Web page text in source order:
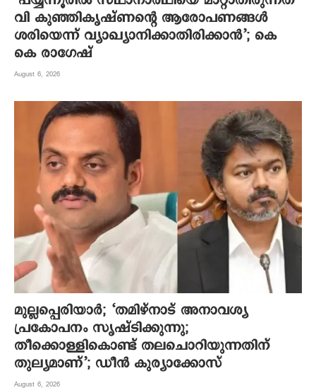
വി കുഞ്ഞികൃഷ്ണന്റെ ആരോപണങ്ങൾ
ശരിയെന്ന് വ്യാഖ്യാനിക്കാതിരിക്കാൻ’; കെ
കെ രാഗേഷ്
August 6, 2026
മുല്ലപ്പെരിയാര്‍; ‘തമിഴ്നാട് അനാവശ്യ
പ്രകോപനം സൃഷ്ടിക്കുന്നു;
തീക്കൊള്ളികൊണ്ട് തലചൊറിയുന്നതിന്
തുല്യമാണ്’; ഡീന്‍ കുര്യാക്കോസ്
August 6, 2026